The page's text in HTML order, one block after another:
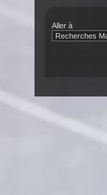
Aller à